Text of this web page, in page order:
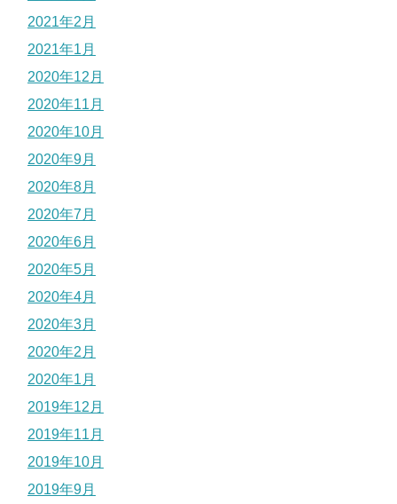
2021年2月
2021年1月
2020年12月
2020年11月
2020年10月
2020年9月
2020年8月
2020年7月
2020年6月
2020年5月
2020年4月
2020年3月
2020年2月
2020年1月
2019年12月
2019年11月
2019年10月
2019年9月